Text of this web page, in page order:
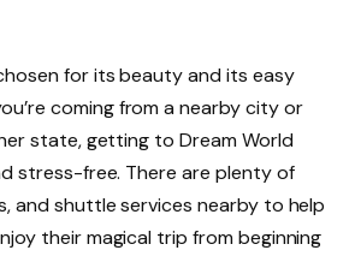
for its beauty and its easy
coming from a nearby city or
state, getting to Dream World
stress-free. There are plenty of
and shuttle services nearby to help
their magical trip from beginning